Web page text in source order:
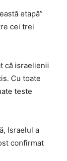
etapă”
cei trei
că israelienii
Cu toate
teste
Israelul a
confirmat